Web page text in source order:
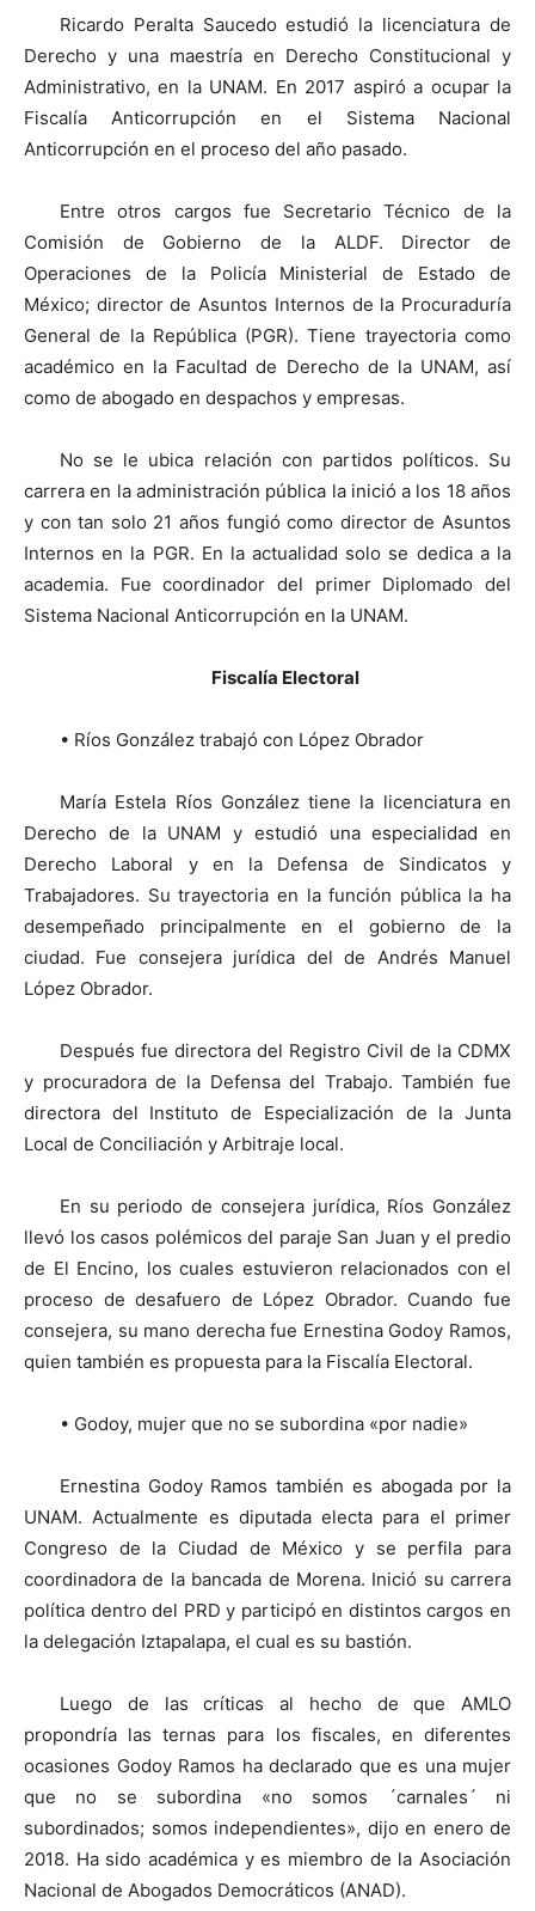
Ricardo Peralta Saucedo estudió la licenciatura de
Derecho y una maestría en Derecho Constitucional y
Administrativo, en la UNAM. En 2017 aspiró a ocupar la
Fiscalía Anticorrupción en el Sistema Nacional
Anticorrupción en el proceso del año pasado.
Entre otros cargos fue Secretario Técnico de la
Comisión de Gobierno de la ALDF. Director de
Operaciones de la Policía Ministerial de Estado de
México; director de Asuntos Internos de la Procuraduría
General de la República (PGR). Tiene trayectoria como
académico en la Facultad de Derecho de la UNAM, así
como de abogado en despachos y empresas.
No se le ubica relación con partidos políticos. Su
carrera en la administración pública la inició a los 18 años
y con tan solo 21 años fungió como director de Asuntos
Internos en la PGR. En la actualidad solo se dedica a la
academia. Fue coordinador del primer Diplomado del
Sistema Nacional Anticorrupción en la UNAM.
Fiscalía Electoral
• Ríos González trabajó con López Obrador
María Estela Ríos González tiene la licenciatura en
Derecho de la UNAM y estudió una especialidad en
Derecho Laboral y en la Defensa de Sindicatos y
Trabajadores. Su trayectoria en la función pública la ha
desempeñado principalmente en el gobierno de la
ciudad. Fue consejera jurídica del de Andrés Manuel
López Obrador.
Después fue directora del Registro Civil de la CDMX
y procuradora de la Defensa del Trabajo. También fue
directora del Instituto de Especialización de la Junta
Local de Conciliación y Arbitraje local.
En su periodo de consejera jurídica, Ríos González
llevó los casos polémicos del paraje San Juan y el predio
de El Encino, los cuales estuvieron relacionados con el
proceso de desafuero de López Obrador. Cuando fue
consejera, su mano derecha fue Ernestina Godoy Ramos,
quien también es propuesta para la Fiscalía Electoral.
• Godoy, mujer que no se subordina «por nadie»
Ernestina Godoy Ramos también es abogada por la
UNAM. Actualmente es diputada electa para el primer
Congreso de la Ciudad de México y se perfila para
coordinadora de la bancada de Morena. Inició su carrera
política dentro del PRD y participó en distintos cargos en
la delegación Iztapalapa, el cual es su bastión.
Luego de las críticas al hecho de que AMLO
propondría las ternas para los fiscales, en diferentes
ocasiones Godoy Ramos ha declarado que es una mujer
que no se subordina «no somos ´carnales´ ni
subordinados; somos independientes», dijo en enero de
2018. Ha sido académica y es miembro de la Asociación
Nacional de Abogados Democráticos (ANAD).